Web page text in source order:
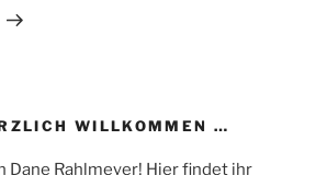
WILLKOMMEN …
Dane Rahlmeyer! Hier findet ihr